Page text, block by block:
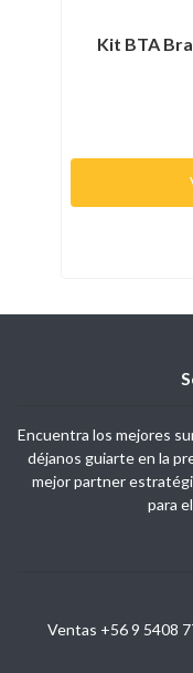
Kit BTA
Encuentra los mejores
déjanos guiarte en la
mejor partner
para
Ventas +56 9 5408